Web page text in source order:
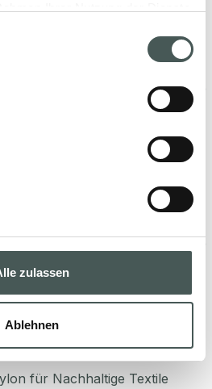
zulassen
Ablehnen
die für stark frequentierte
Modularität, Vielseitigkeit,
Stil und Funktionalität. Unsere
Designböden hinaus und
an Haltbarkeit und Komfort.
die für stark frequentierte
Modularität, Vielseitigkeit,
Stil und Funktionalität. Unsere
Designböden hinaus und
an Haltbarkeit und Komfort.
für Nachhaltige Textile